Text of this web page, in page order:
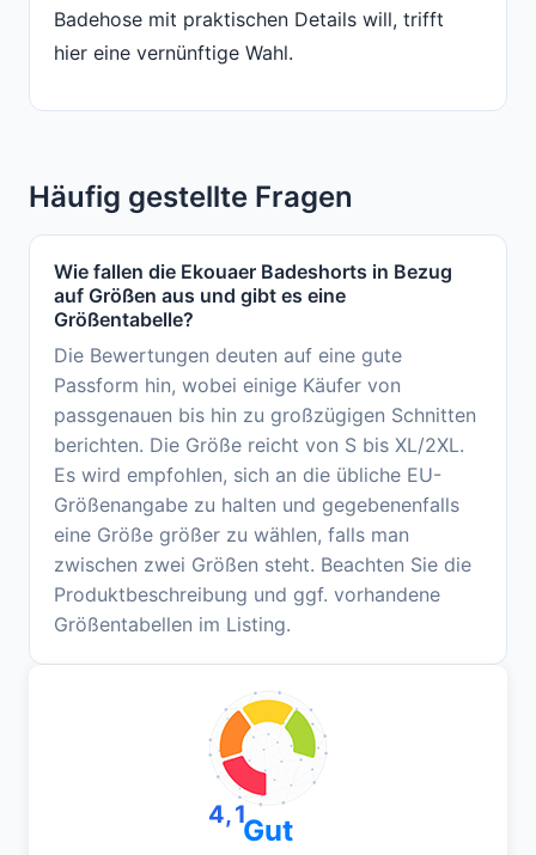
Badehose mit praktischen Details will, trifft
hier eine vernünftige Wahl.
Häufig gestellte Fragen
Wie fallen die Ekouaer Badeshorts in Bezug
auf Größen aus und gibt es eine
Größentabelle?
Die Bewertungen deuten auf eine gute
Passform hin, wobei einige Käufer von
passgenauen bis hin zu großzügigen Schnitten
berichten. Die Größe reicht von S bis XL/2XL.
Es wird empfohlen, sich an die übliche EU-
Größenangabe zu halten und gegebenenfalls
eine Größe größer zu wählen, falls man
zwischen zwei Größen steht. Beachten Sie die
Produktbeschreibung und ggf. vorhandene
Größentabellen im Listing.
4,1Gut